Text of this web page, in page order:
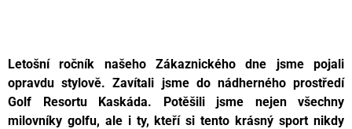
Letošní ročník našeho Zákaznického dne jsme pojali
opravdu stylově. Zavítali jsme do nádherného prostředí
Golf Resortu Kaskáda. Potěšili jsme nejen všechny
milovníky golfu, ale i ty, kteří si tento krásný sport nikdy